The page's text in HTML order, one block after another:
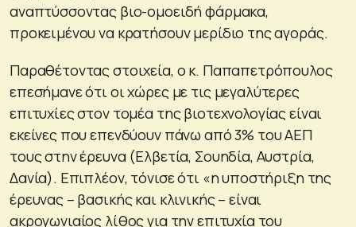
αναπτύσσοντας βιο-ομοειδή φάρμακα,
προκειμένου να κρατήσουν μερίδιο της αγοράς.
Παραθέτοντας στοιχεία, ο κ. Παπαπετρόπουλος
επεσήμανε ότι οι χώρες με τις μεγαλύτερες
επιτυχίες στον τομέα της βιοτεχνολογίας είναι
εκείνες που επενδύουν πάνω από 3% του ΑΕΠ
τους στην έρευνα (Ελβετία, Σουηδία, Αυστρία,
Δανία). Επιπλέον, τόνισε ότι «η υποστήριξη της
έρευνας – βασικής και κλινικής – είναι
ακρογωνιαίος λίθος για την επιτυχία του